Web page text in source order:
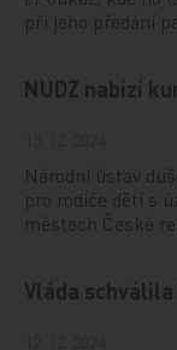
při jeho předání
NUDZ nabízí
Národní ústav
pro rodiče dětí s
městech České
Vláda